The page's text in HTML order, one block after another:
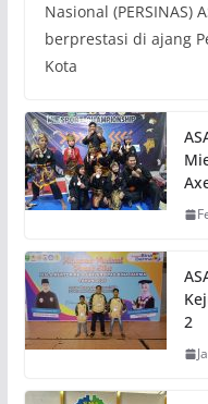
Nasional (PERSINAS)
berprestasi di ajang
Kota
2